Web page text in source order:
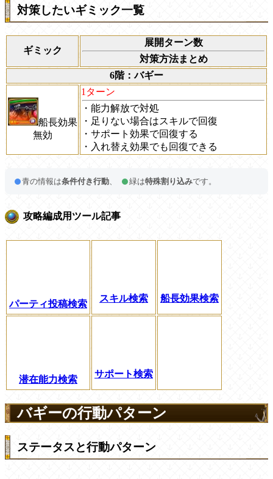
対策したいギミック一覧
ギミック
展開ターン数
対策方法まとめ
6階：バギー
船長効果
無効
1ターン
・能力解放で対処
・足りない場合はスキルで回復
・サポート効果で回復する
・入れ替え効果でも回復できる
青の情報は条件付き行動 緑は特殊割り込みです。
攻略編成用ツール記事
パーティ投稿検索
スキル検索 船長効果検索
潜在能力検索
サポート検索
バギーの行動パターン
ステータスと行動パターン